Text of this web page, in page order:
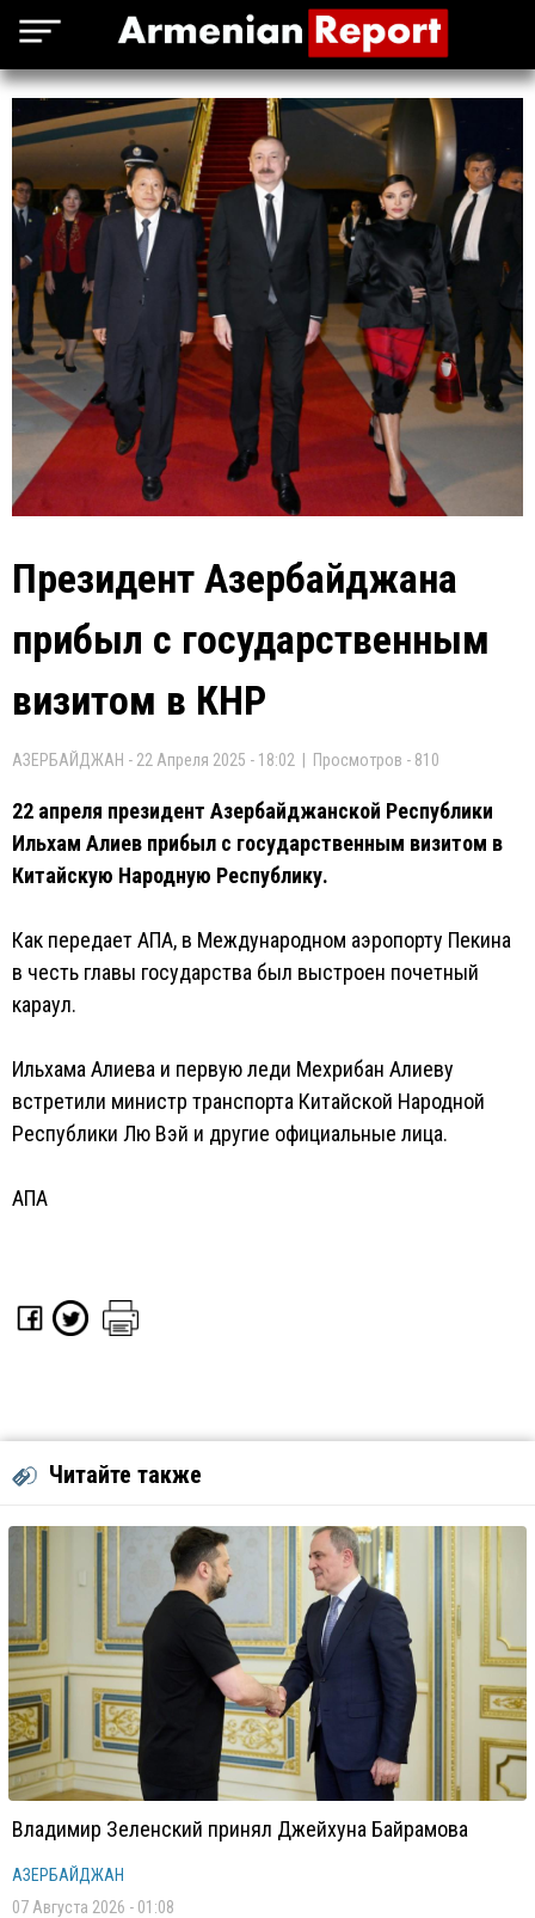
Президент Азербайджана
прибыл с государственным
визитом в КНР
АЗЕРБАЙДЖАН - 22 Апреля 2025 - 18:02 | Просмотров - 810
22 апреля президент Азербайджанской Республики
Ильхам Алиев прибыл с государственным визитом в
Китайскую Народную Республику.
Как передает АПА, в Международном аэропорту Пекина
в честь главы государства был выстроен почетный
караул.
Ильхама Алиева и первую леди Мехрибан Алиеву
встретили министр транспорта Китайской Народной
Республики Лю Вэй и другие официальные лица.
АПА
Читайте также
Владимир Зеленский принял Джейхуна Байрамова
АЗЕРБАЙДЖАН
07 Августа 2026 - 01:08